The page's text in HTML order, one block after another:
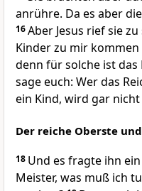
anrühre. Da es aber
16Aber Jesus rief sie
Kinder zu mir
denn für solche ist das
sage euch: Wer das
ein Kind, wird gar
Der reiche Oberste
18 Und es fragte ihn
Meister, was muß ich